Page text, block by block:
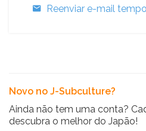
Reenviar e-mail
Novo no J-Subculture?
Ainda não tem uma conta?
descubra o melhor do Japão!